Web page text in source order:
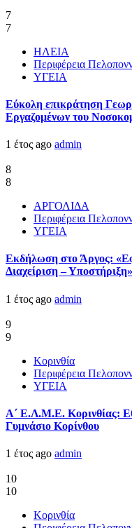
7
7
ΗΛΕΙΑ
Περιφέρεια
ΥΓΕΙΑ
Εύκολη επικράτηση
Εργαζομένων του
1 έτος ago admin
8
8
ΑΡΓΟΛΙΔΑ
Περιφέρεια
ΥΓΕΙΑ
Εκδήλωση στο Άργος:
Διαχείριση – Υποστήριξη»
1 έτος ago admin
9
9
Κορινθία
Περιφέρεια
ΥΓΕΙΑ
Α΄ Ε.Λ.Μ.Ε. Κορινθίας:
Γυμνάσιο Κορίνθου
1 έτος ago admin
10
10
Κορινθία